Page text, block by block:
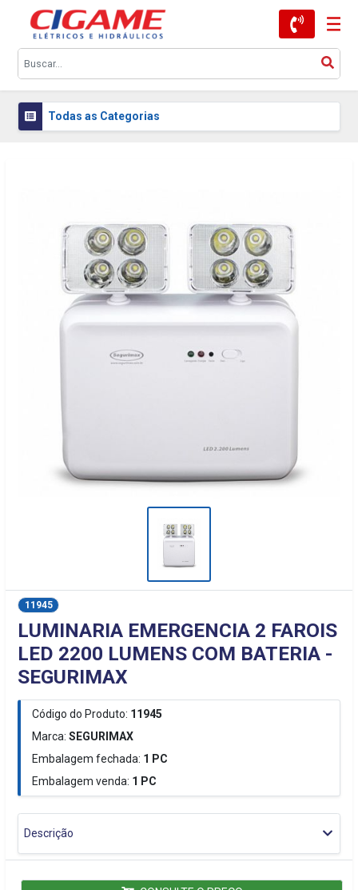
Todas as Categorias
11945
LUMINARIA EMERGENCIA 2 FAROIS
LED 2200 LUMENS COM BATERIA -
SEGURIMAX
Código do Produto: 11945
Marca:SEGURIMAX
Embalagem fechada: 1 PC
Embalagem venda: 1 PC
Descrição